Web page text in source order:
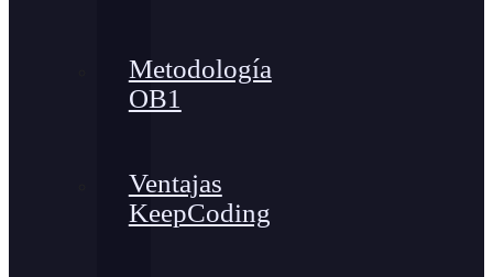
Metodología
OB1
Ventajas
KeepCoding